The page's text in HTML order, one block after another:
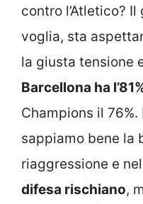
contro l’Atletico?
voglia, sta
la giusta tensione
Barcellona ha
Champions il
sappiamo bene la
riaggressione e
difesa rischiano,